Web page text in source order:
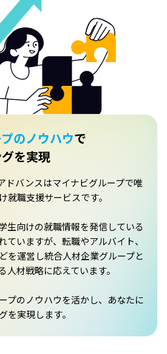
のノウハウで
を実現
ドバンスはマイナビグループで唯
就職支援サービスです。
生向けの就職情報を発信している
ていますが、転職やアルバイト、
を運営し統合人材企業グループと
人材戦略に応えています。
プのノウハウを活かし、あなたに
を実現します。